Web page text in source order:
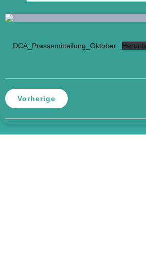
DCA_Pressemitteilung_Oktober
Vorherige